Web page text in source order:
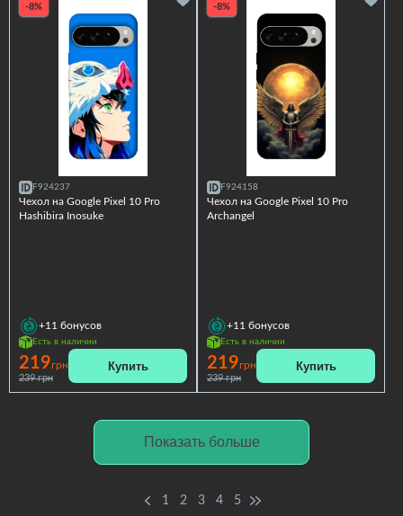
-8%
F924237
Чехол на Google Pixel 10 Pro
Hashibira Inosuke
+11 бонусов
Есть в наличии
219грн
239 грн
Купить
-8%
F924158
Чехол на Google Pixel 10 Pro
Archangel
+11 бонусов
Есть в наличии
219грн
239 грн
Купить
Показать больше
1 2 3 4 5